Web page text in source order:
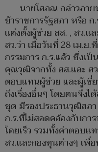
นายโสภณ กล่าวภา
ข้าราชการรัฐสภา หรือ
แต่งตั้งผู้ช่วย สส. , สว.แ
สว.ว่า เมื่อวันที่ 28 เม.ย
กรรมการ ก.ร.แล้ว ซึ่งเ
คุณวุฒิจากทั้ง สส.และ ส
ตอบแทนผู้ช่วย และผู้เชี่
ถึงเรื่องอื่นๆ โดยตนจึง
ชุด มีรองประธานวุฒิสภ
ก.ร.ที่ไม่สอดคล้องกับกา
โดยเร็ว รวมทั้งค่าตอบ
สว.และกองทุนต่างๆ เพื่